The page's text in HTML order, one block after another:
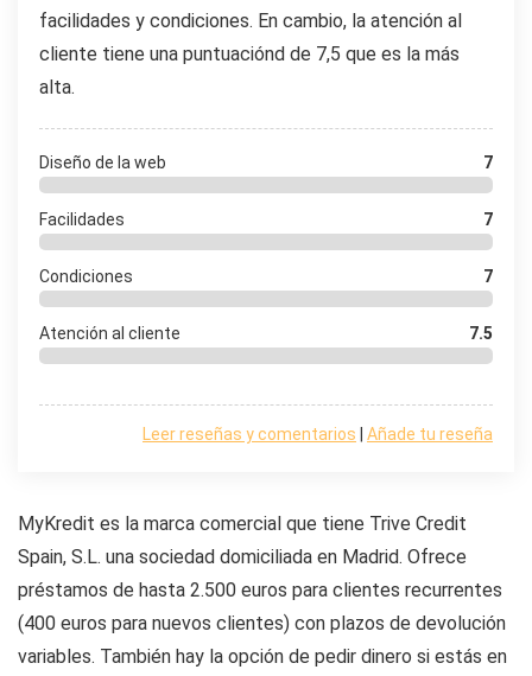
facilidades y condiciones. En cambio, la atención al
cliente tiene una puntuaciónd de 7,5 que es la más
alta.
Diseño de la web 7
Facilidades 7
Condiciones 7
Atención al cliente 7.5
Añade tu reseña
Leer reseñas y comentarios
MyKredit es la marca comercial que tiene Trive Credit
Spain, S.L. una sociedad domiciliada en Madrid. Ofrece
préstamos de hasta 2.500 euros para clientes recurrentes
(400 euros para nuevos clientes) con plazos de devolución
variables. También hay la opción de pedir dinero si estás en